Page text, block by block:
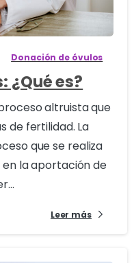
Donación de óvulos
¿Qué es?
altruista que
de fertilidad. La
que se realiza
la aportación de
Leer más